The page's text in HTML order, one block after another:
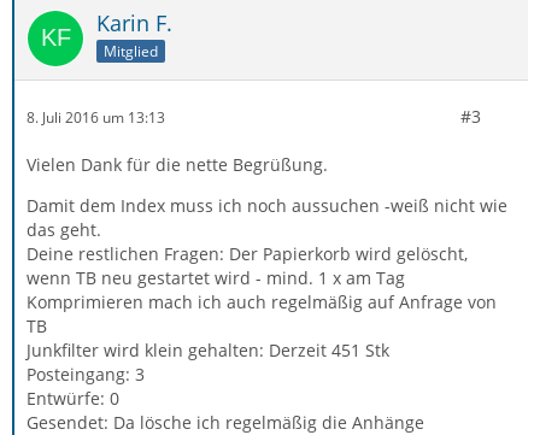
Karin F.
Mitglied
8. Juli 2016 um 13:13 #3
Vielen Dank für die nette Begrüßung.
Damit dem Index muss ich noch aussuchen -weiß nicht wie
das geht.
Deine restlichen Fragen: Der Papierkorb wird gelöscht,
wenn TB neu gestartet wird - mind. 1 x am Tag
Komprimieren mach ich auch regelmäßig auf Anfrage von
TB
Junkfilter wird klein gehalten: Derzeit 451 Stk
Posteingang: 3
Entwürfe: 0
Gesendet: Da lösche ich regelmäßig die Anhänge